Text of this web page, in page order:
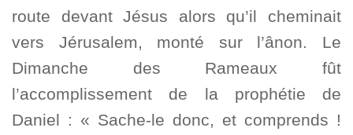
route devant Jésus alors qu’il cheminait
vers Jérusalem, monté sur l’ânon. Le
Dimanche des Rameaux fût
l’accomplissement de la prophétie de
Daniel : « Sache-le donc, et comprends !